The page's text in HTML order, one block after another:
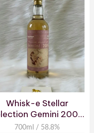
Whisk-e Stellar
Gemini 2008
– Bunnahabhain 9yo
700ml / 58.8%